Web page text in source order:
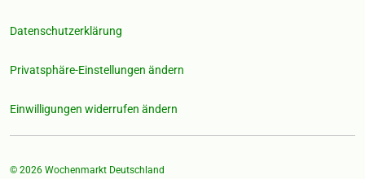
Datenschutzerklärung
Privatsphäre-Einstellungen ändern
Einwilligungen widerrufen ändern
© 2026 Wochenmarkt Deutschland